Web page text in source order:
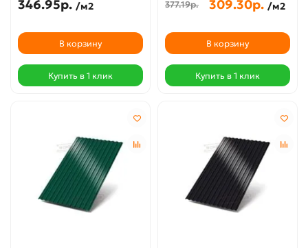
346.95р. /м2
В корзину
Купить в 1 клик
377.19р. 309.30р. /м2
В корзину
Купить в 1 клик